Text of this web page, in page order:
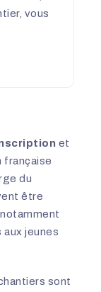
vous
et
française
du
être
aux jeunes
sont